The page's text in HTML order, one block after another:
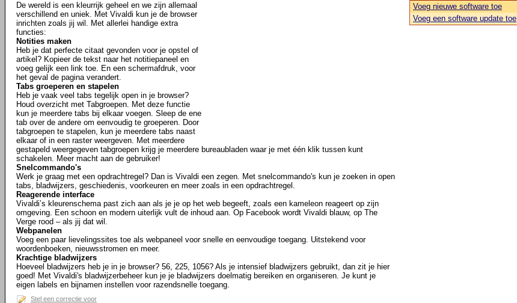
De wereld is een kleurrijk geheel en we zijn allemaal
verschillend en uniek. Met Vivaldi kun je de browser
inrichten zoals jij wil. Met allerlei handige extra
functies:
Notities maken
Heb je dat perfecte citaat gevonden voor je opstel of
artikel? Kopieer de tekst naar het notitiepaneel en
voeg gelijk een link toe. En een schermafdruk, voor
het geval de pagina verandert.
Tabs groeperen en stapelen
Heb je vaak veel tabs tegelijk open in je browser?
Houd overzicht met Tabgroepen. Met deze functie
kun je meerdere tabs bij elkaar voegen. Sleep de ene
tab over de andere om eenvoudig te groeperen. Door
tabgroepen te stapelen, kun je meerdere tabs naast
elkaar of in een raster weergeven. Met meerdere
gestapeld weergegeven tabgroepen krijg je meerdere bureaubladen waar je met één klik tussen kunt
schakelen. Meer macht aan de gebruiker!
Snelcommando's
Werk je graag met een opdrachtregel? Dan is Vivaldi een zegen. Met snelcommando's kun je zoeken in open
tabs, bladwijzers, geschiedenis, voorkeuren en meer zoals in een opdrachtregel.
Reagerende interface
Vivaldi’s kleurenschema past zich aan als je je op het web begeeft, zoals een kameleon reageert op zijn
omgeving. Een schoon en modern uiterlijk vult de inhoud aan. Op Facebook wordt Vivaldi blauw, op The
Verge rood – als jij dat wil.
Webpanelen
Voeg een paar lievelingssites toe als webpaneel voor snelle en eenvoudige toegang. Uitstekend voor
woordenboeken, nieuwsstromen en meer.
Krachtige bladwijzers
Hoeveel bladwijzers heb je in je browser? 56, 225, 1056? Als je intensief bladwijzers gebruikt, dan zit je hier
goed! Met Vivaldi's bladwijzerbeheer kun je je bladwijzers doelmatig bereiken en organiseren. Je kunt je
eigen labels en bijnamen instellen voor razendsnelle toegang.
Stel een correctie voor
Voeg nieuwe software toe
Voeg een software update toe